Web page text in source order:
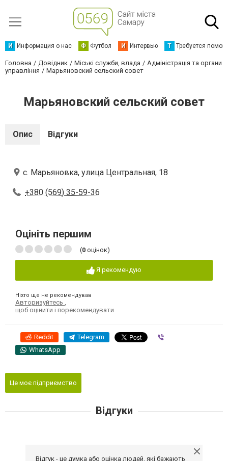
И Информация о нас Ф Футбол И Интервью Т Требуется
Головна Довідник Міські служби, влада
Адміністрація та органи
управління
Марьяновский сельский совет
Марьяновский сельский совет
Опис Відгуки
с. Марьяновка, улица Центральная, 18
+380 (569) 35-59-36
Оцініть першим
(0 оцінок)
Я рекомендую
Ніхто ще не рекомендував
Авторизуйтесь
щоб оцінити і порекомендувати
Reddit Telegram
WhatsApp
Це моє підприємство
Відгуки
Відгук - це думка або оцінка людей, які бажають